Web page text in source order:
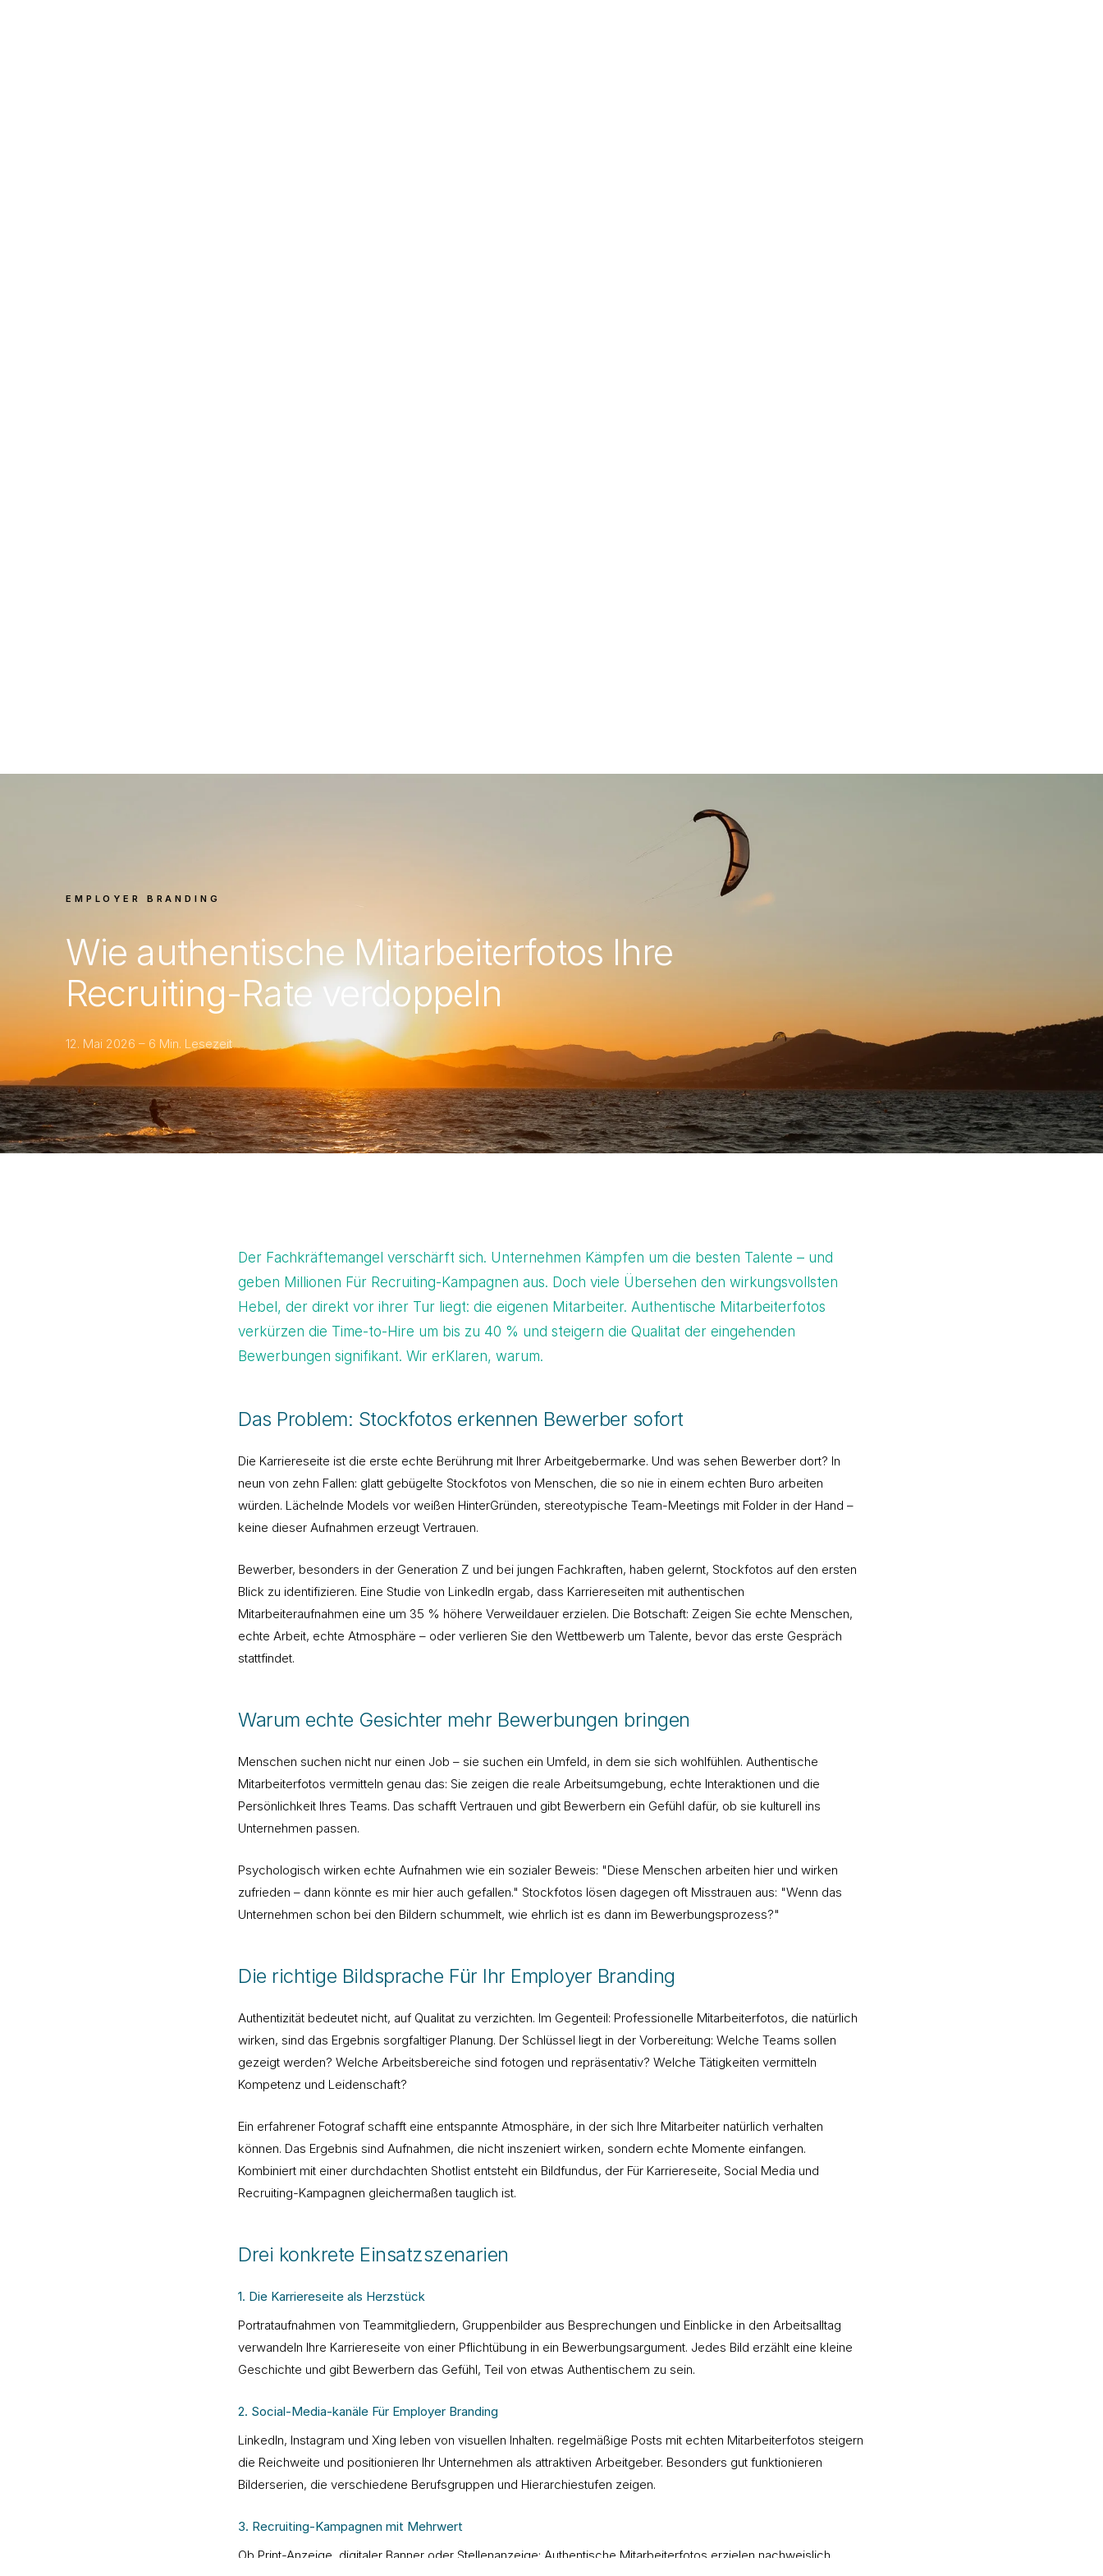
EMPLOYER BRANDING
Wie authentische Mitarbeiterfotos Ihre
Recruiting-Rate verdoppeln
12. Mai 2026 – 6 Min. Lesezeit
Der Fachkräftemangel verschärft sich. Unternehmen Kämpfen um die besten Talente – und
geben Millionen Für Recruiting-Kampagnen aus. Doch viele Übersehen den wirkungsvollsten
Hebel, der direkt vor ihrer Tur liegt: die eigenen Mitarbeiter. Authentische Mitarbeiterfotos
verkürzen die Time-to-Hire um bis zu 40 % und steigern die Qualitat der eingehenden
Bewerbungen signifikant. Wir erKlaren, warum.
Das Problem: Stockfotos erkennen Bewerber sofort
Die Karriereseite ist die erste echte Berührung mit Ihrer Arbeitgebermarke. Und was sehen Bewerber dort? In
neun von zehn Fallen: glatt gebügelte Stockfotos von Menschen, die so nie in einem echten Buro arbeiten
würden. Lächelnde Models vor weißen HinterGründen, stereotypische Team-Meetings mit Folder in der Hand –
keine dieser Aufnahmen erzeugt Vertrauen.
Bewerber, besonders in der Generation Z und bei jungen Fachkraften, haben gelernt, Stockfotos auf den ersten
Blick zu identifizieren. Eine Studie von LinkedIn ergab, dass Karriereseiten mit authentischen
Mitarbeiteraufnahmen eine um 35 % höhere Verweildauer erzielen. Die Botschaft: Zeigen Sie echte Menschen,
echte Arbeit, echte Atmosphäre – oder verlieren Sie den Wettbewerb um Talente, bevor das erste Gespräch
stattfindet.
Warum echte Gesichter mehr Bewerbungen bringen
Menschen suchen nicht nur einen Job – sie suchen ein Umfeld, in dem sie sich wohlfühlen. Authentische
Mitarbeiterfotos vermitteln genau das: Sie zeigen die reale Arbeitsumgebung, echte Interaktionen und die
Persönlichkeit Ihres Teams. Das schafft Vertrauen und gibt Bewerbern ein Gefühl dafür, ob sie kulturell ins
Unternehmen passen.
Psychologisch wirken echte Aufnahmen wie ein sozialer Beweis: "Diese Menschen arbeiten hier und wirken
zufrieden – dann könnte es mir hier auch gefallen." Stockfotos lösen dagegen oft Misstrauen aus: "Wenn das
Unternehmen schon bei den Bildern schummelt, wie ehrlich ist es dann im Bewerbungsprozess?"
Die richtige Bildsprache Für Ihr Employer Branding
Authentizität bedeutet nicht, auf Qualitat zu verzichten. Im Gegenteil: Professionelle Mitarbeiterfotos, die natürlich
wirken, sind das Ergebnis sorgfaltiger Planung. Der Schlüssel liegt in der Vorbereitung: Welche Teams sollen
gezeigt werden? Welche Arbeitsbereiche sind fotogen und repräsentativ? Welche Tätigkeiten vermitteln
Kompetenz und Leidenschaft?
Ein erfahrener Fotograf schafft eine entspannte Atmosphäre, in der sich Ihre Mitarbeiter natürlich verhalten
können. Das Ergebnis sind Aufnahmen, die nicht inszeniert wirken, sondern echte Momente einfangen.
Kombiniert mit einer durchdachten Shotlist entsteht ein Bildfundus, der Für Karriereseite, Social Media und
Recruiting-Kampagnen gleichermaßen tauglich ist.
Drei konkrete Einsatzszenarien
1. Die Karriereseite als Herzstück
Portrataufnahmen von Teammitgliedern, Gruppenbilder aus Besprechungen und Einblicke in den Arbeitsalltag
verwandeln Ihre Karriereseite von einer Pflichtübung in ein Bewerbungsargument. Jedes Bild erzählt eine kleine
Geschichte und gibt Bewerbern das Gefühl, Teil von etwas Authentischem zu sein.
2. Social-Media-kanäle Für Employer Branding
LinkedIn, Instagram und Xing leben von visuellen Inhalten. regelmäßige Posts mit echten Mitarbeiterfotos steigern
die Reichweite und positionieren Ihr Unternehmen als attraktiven Arbeitgeber. Besonders gut funktionieren
Bilderserien, die verschiedene Berufsgruppen und Hierarchiestufen zeigen.
3. Recruiting-Kampagnen mit Mehrwert
Ob Print-Anzeige, digitaler Banner oder Stellenanzeige: Authentische Mitarbeiterfotos erzielen nachweislich